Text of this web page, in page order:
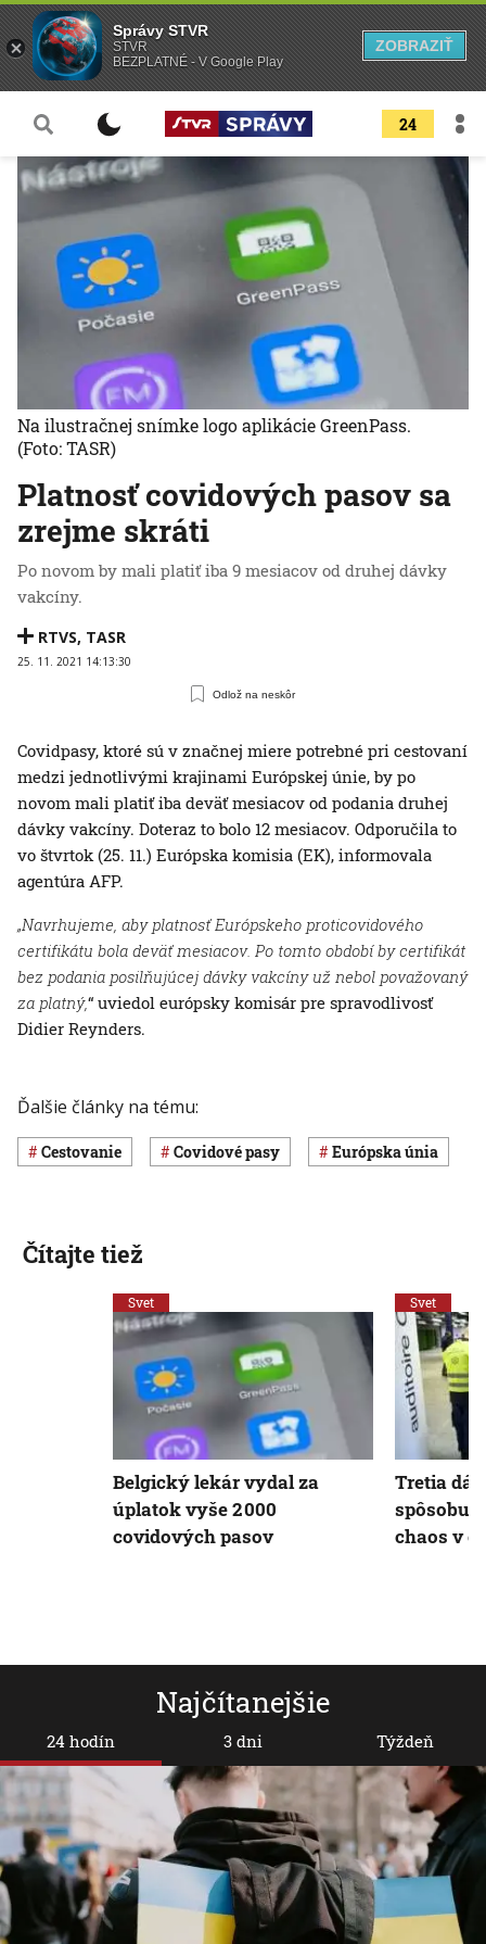
24
Platnosť covidových pasov sa
zrejme skráti
Po novom by mali platiť iba 9 mesiacov od druhej dávky
vakcíny.
RTVS, TASR
25. 11. 2021 14:13:30
Odlož na neskôr
Na ilustračnej snímke logo aplikácie GreenPass.
(Foto: TASR)
Covidpasy, ktoré sú v značnej miere potrebné pri cestovaní
medzi jednotlivými krajinami Európskej únie, by po
novom mali platiť iba deväť mesiacov od podania druhej
dávky vakcíny. Doteraz to bolo 12 mesiacov. Odporučila to
vo štvrtok (25. 11.) Európska komisia (EK), informovala
agentúra AFP.
„Navrhujeme, aby platnosť Európskeho proticovidového
certifikátu bola deväť mesiacov. Po tomto období by certifikát
bez podania posilňujúcej dávky vakcíny už nebol považovaný
za platný,“ uviedol európsky komisár pre spravodlivosť
Didier Reynders.
Ďalšie články na tému:
cestovanie covidové pasy Európska únia
Najčítanejšie
24 hodín 3 dni Týždeň
Čítajte tiež
Svet
Belgický lekár vydal za
úplatok vyše 2 000
covidových pasov
Svet
Tretia
chaos v
Správy STVR
STVR
BEZPLATNÉ - V Google Play
ZOBRAZIŤ